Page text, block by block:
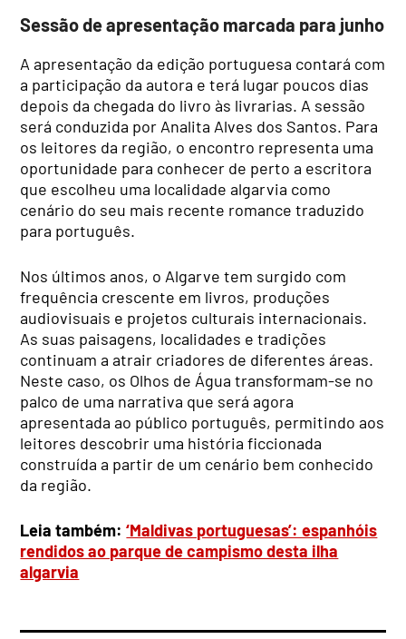
Sessão de apresentação marcada para junho
A apresentação da edição portuguesa contará com
a participação da autora e terá lugar poucos dias
depois da chegada do livro às livrarias. A sessão
será conduzida por Analita Alves dos Santos. Para
os leitores da região, o encontro representa uma
oportunidade para conhecer de perto a escritora
que escolheu uma localidade algarvia como
cenário do seu mais recente romance traduzido
para português.
Nos últimos anos, o Algarve tem surgido com
frequência crescente em livros, produções
audiovisuais e projetos culturais internacionais.
As suas paisagens, localidades e tradições
continuam a atrair criadores de diferentes áreas.
Neste caso, os Olhos de Água transformam-se no
palco de uma narrativa que será agora
apresentada ao público português, permitindo aos
leitores descobrir uma história ficcionada
construída a partir de um cenário bem conhecido
da região.
Leia também:‘Maldivas portuguesas’: espanhóis
rendidos ao parque de campismo desta ilha
algarvia